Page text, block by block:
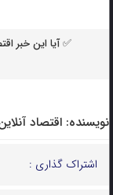
✅ آیا این خبر
نویسنده: اقتصاد آنلاین
اشتراک گذاری :